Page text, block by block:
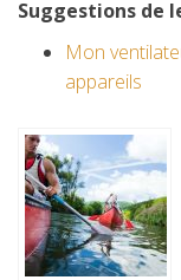
Suggestions de
Mon
appareils